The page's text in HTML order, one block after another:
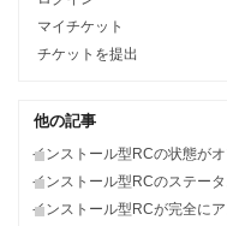
マイチケット
チケットを提出
他の記事
インストール型RCの状態が
インストール型RCのステータスは
インストール型RCが完全に